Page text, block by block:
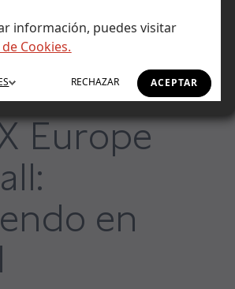
información, puedes visitar
Cookies.
ACEPTAR
RECHAZAR
Europe
en